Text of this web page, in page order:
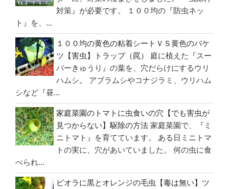
え
み
た”
の
対策』が必要です。 １００均の『防虫ネッ
ト』を、...
１００均の黄色の粘着シートＶＳ黄色のバケ
ツ【害虫】トラップ（罠）
庭に植えた『スー
パーきゅうり』の葉を、穴だらけにするウリ
ハムシ。 アブラムシやコナジラミ、ウリハム
シなど『昼...
家庭菜園のトマトに虫食いの穴【でも害虫が
見つからない】駆除の方法 家庭菜園で、『ミ
ニトマト』を育てています。 ある日ミニトマ
トの実に、穴があいていました。 何の虫に食
べられ...
ビオラに黒とオレンジの毛虫【毒は無い】ツ